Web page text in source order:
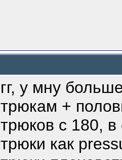
гг, у мну
трюкам +
трюков с 180,
трюки как